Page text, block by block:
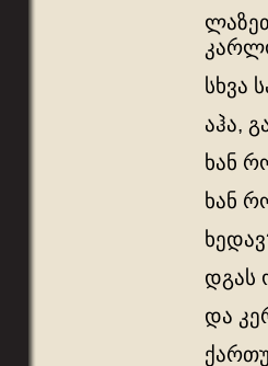
სხვა
აჰა,
ხან
ხან
დგას
და